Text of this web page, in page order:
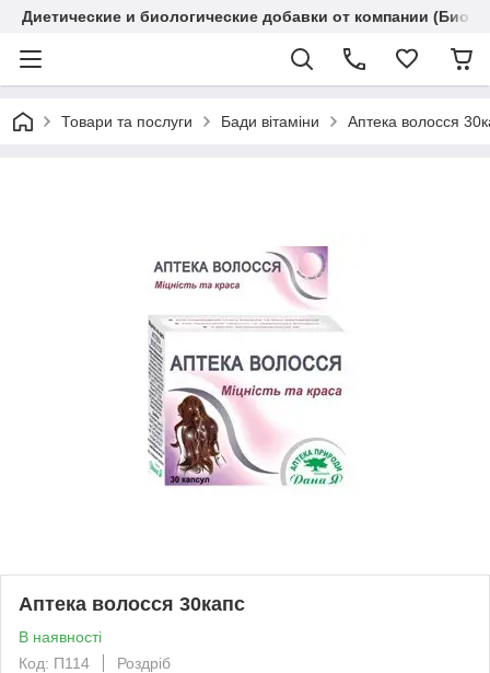
Диетические и биологические добавки от компании
Товари та послуги Бади вітаміни Аптека волосся
Аптека волосся 30капс
В наявності
Код: П114
Роздріб